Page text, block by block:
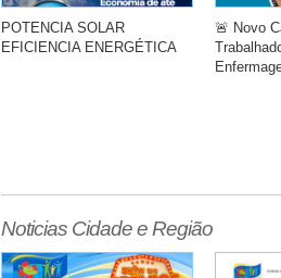
POTENCIA SOLAR
EFICIENCIA ENERGÉTICA
🚨 Novo
Noticias Cidade e Região